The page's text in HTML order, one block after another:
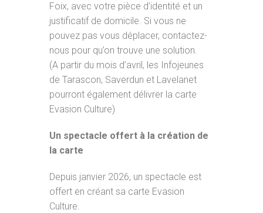
Foix, avec votre pièce d’identité et un
justificatif de domicile. Si vous ne
pouvez pas vous déplacer, contactez-
nous pour qu’on trouve une solution.
(A partir du mois d’avril, les Infojeunes
de Tarascon, Saverdun et Lavelanet
pourront également délivrer la carte
Evasion Culture)
Un spectacle offert à la création de
la carte
Depuis janvier 2026, un spectacle est
offert en créant sa carte Evasion
Culture.